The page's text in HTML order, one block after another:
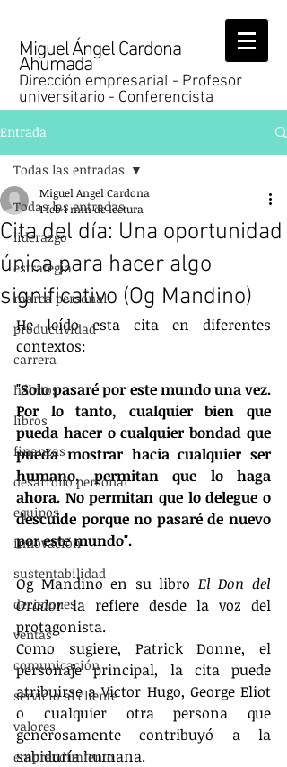
Miguel Ángel Cardona
Ahumada
Dirección empresarial - Profesor
universitario - Conferencista
Entrada
Todas las entradas
liderazgo
estrategia
marca personal
productividad
carrera
hábitos
libros
finanzas
desarrollo personal
equipos
innovación
sustentabilidad
decisiones
ventas
comunicación
servicio al cliente
valores
emprendimiento
Todas las entradas
Cita del día: Una oportunidad
única para hacer algo
significativo (Og Mandino)
Miguel Angel Cardona
1 feb1 min de lectura
He leído esta cita en diferentes
contextos:
"Solo pasaré por este mundo una vez.
Por lo tanto, cualquier bien que
pueda hacer o cualquier bondad que
pueda mostrar hacia cualquier ser
humano, permitan que lo haga
ahora. No permitan que lo delegue o
descuide porque no pasaré de nuevo
por este mundo".
Og Mandino en su libro El Don del
Orador la refiere desde la voz del
protagonista.
Como sugiere, Patrick Donne, el
personaje principal, la cita puede
atribuirse a Victor Hugo, George Eliot
o cualquier otra persona que
generosamente contribuyó a la
sabiduría humana.